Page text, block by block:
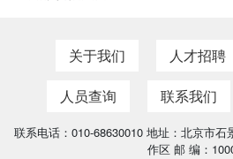
关于我们 人才招聘
人员查询
联系我们
联系电话：010-68630010 地址：北京市
作区 邮 编：